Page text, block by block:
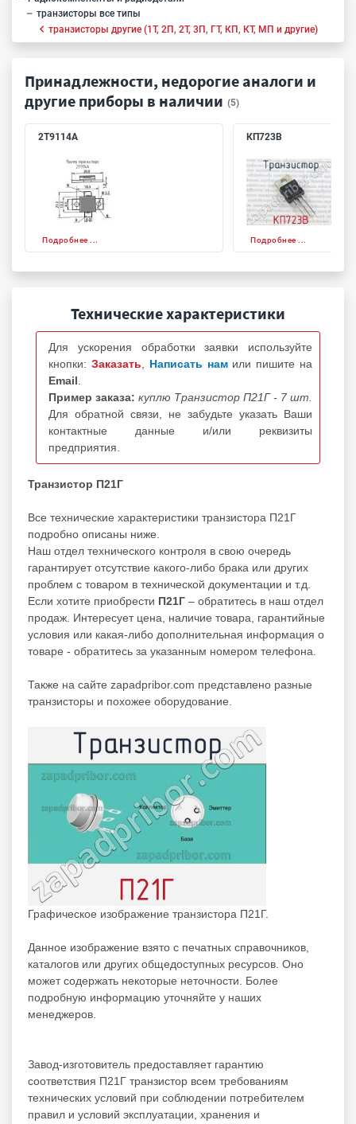
транзисторы все типы
транзисторы другие (1Т, 2П, 2Т, 3П, ГТ, КП, КТ, МП и другие)
Принадлежности, недорогие аналоги и
другие приборы в наличии (5)
2Т9114А
Подробнее ...
КП723В
Подробнее ...
Технические характеристики
Для ускорения обработки заявки используйте
кнопки: Заказать Написать нам или пишите на
Email
Пример заказа: куплю Транзистор П21Г - 7 шт.
Для обратной связи, не забудьте указать Ваши
контактные данные и/или реквизиты
предприятия.
Транзистор П21Г
Все технические характеристики транзистора П21Г
подробно описаны ниже.
Наш отдел технического контроля в свою очередь
гарантирует отсутствие какого-либо брака или других
проблем с товаром в технической документации и т.д.
Если хотите приобрести П21Г – обратитесь в наш отдел
продаж. Интересует цена, наличие товара, гарантийные
условия или какая-либо дополнительная информация о
товаре - обратитесь за указанным номером телефона.
Также на сайте zapadpribor.com представлено разные
транзисторы и похожее оборудование.
Графическое изображение транзистора П21Г.
Данное изображение взято с печатных справочников,
каталогов или других общедоступных ресурсов. Оно
может содержать некоторые неточности. Более
подробную информацию уточняйте у наших
менеджеров.
Завод-изготовитель предоставляет гарантию
соответствия П21Г транзистор всем требованиям
технических условий при соблюдении потребителем
правил и условий эксплуатации, хранения и